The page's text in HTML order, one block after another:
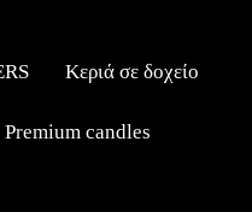
Κεριά σε δοχείο
Premium candles